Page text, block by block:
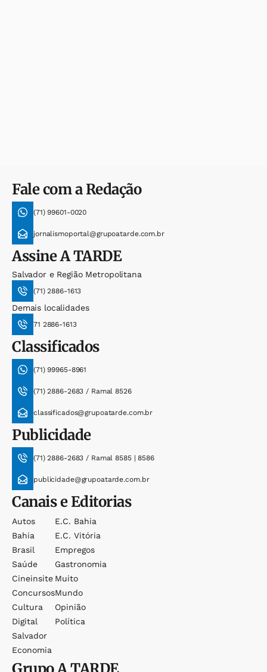
Fale com a Redação
(71) 99601-0020
jornalismoportal@grupoatarde.com.br
AssineA TARDE
Salvador e Região Metropolitana
(71) 2886-1613
Demais localidades
71 2886-1613
Classificados
(71) 99965-8961
(71) 2886-2683 / Ramal 8526
classificados@grupoatarde.com.br
Publicidade
(71) 2886-2683 / Ramal 8585 | 8586
publicidade@grupoatarde.com.br
Canais e Editorias
Autos
Bahia
Brasil
Saúde
Cineinsite
Concursos
Cultura
Digital
Salvador
Economia
E.c. Bahia
E.c. Vitória
Empregos
Gastronomia
Muito
Mundo
Opinião
Política